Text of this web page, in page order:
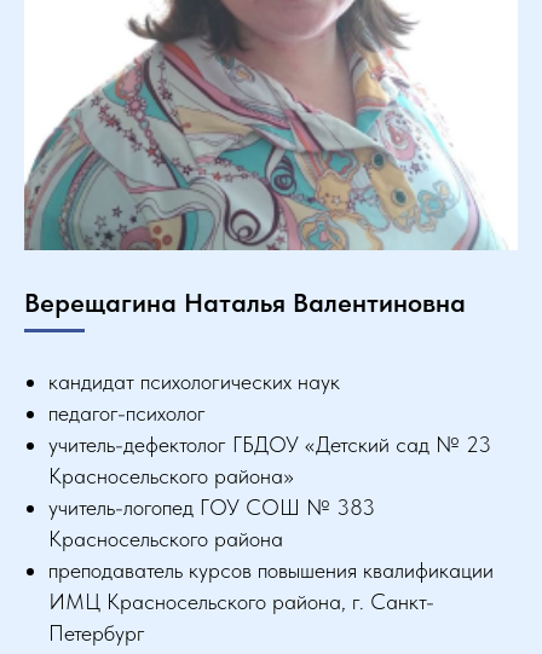
Верещагина Наталья Валентиновна
кандидат психологических наук
педагог-психолог
учитель-дефектолог ГБДОУ «Детский сад № 23
Красносельского района»
учитель-логопед ГОУ СОШ № 383
Красносельского района
преподаватель курсов повышения квалификации
ИМЦ Красносельского района, г. Санкт-
Петербург